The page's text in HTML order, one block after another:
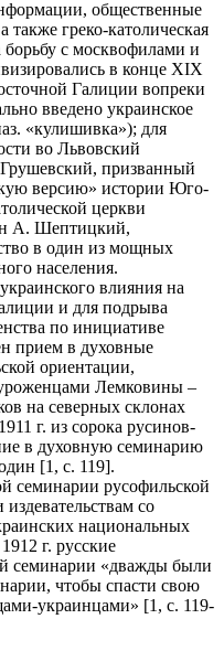
общественные
также греко-католическая
с москвофилами и
в конце XIX
Галиции вопреки
введено украинское
«кулишивка»); для
во Львовский
призванный
версию» истории Юго-
церкви
А. Шептицкий,
в один из мощных
населения.
влияния на
и для подрыва
по инициативе
прием в духовные
ориентации,
уроженцами Лемковины –
на северных склонах
г. из сорока русинов-
в духовную семинарию
[1, c. 119].
семинарии русофильской
со
национальных
г. русские
семинарии «дважды были
чтобы спасти свою
украинцами» [1, c. 119-